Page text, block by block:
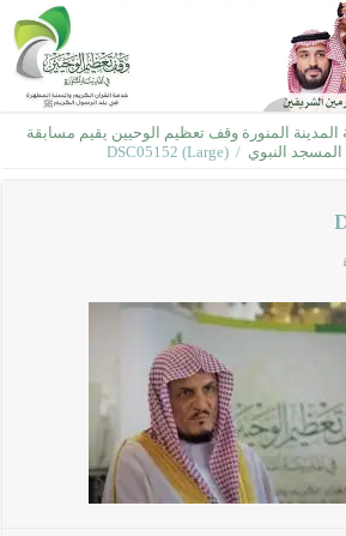
المدينة المنورة وقف تعظيم الوحيين يقيم مسابقة
النبوي /
DSC05152 (Large)